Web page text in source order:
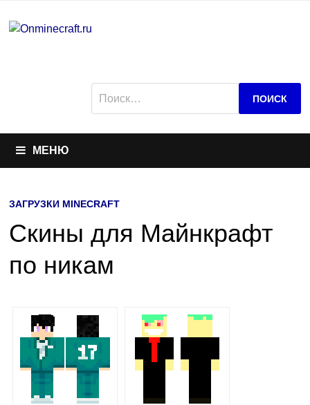
МЕНЮ
ЗАГРУЗКИ MINECRAFT
Скины для Майнкрафт
по никам